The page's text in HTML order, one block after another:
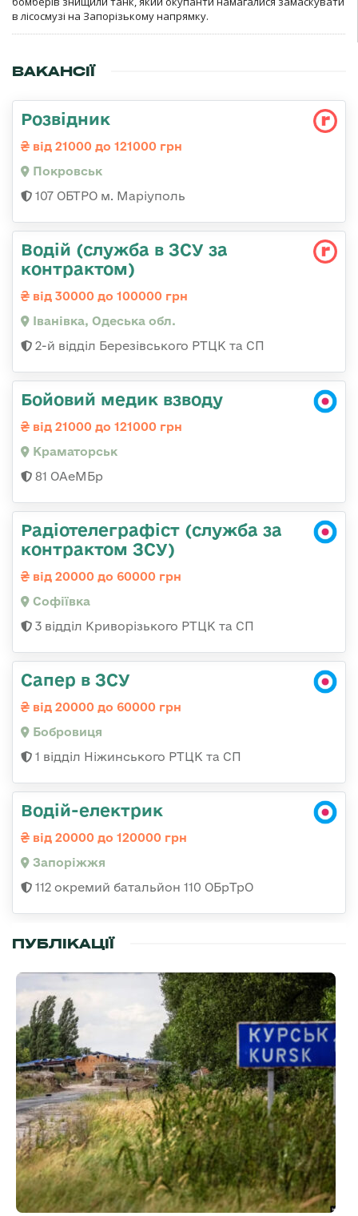
в лісосмузі на Запорізькому напрямку.
ВАКАНСІЇ
Розвідник
від 21000 до 121000 грн
Покровськ
107 ОБТРО м. Маріуполь
Водій (служба в ЗСУ за
контрактом)
від 30000 до 100000 грн
Іванівка, Одеська обл.
2-й відділ Березівського РТЦК та СП
Бойовий медик взводу
від 21000 до 121000 грн
Краматорськ
81 ОАеМБр
Радіотелеграфіст (служба за
контрактом ЗСУ)
від 20000 до 60000 грн
Софіївка
3 відділ Криворізького РТЦК та СП
Сапер в ЗСУ
від 20000 до 60000 грн
Бобровиця
1 відділ Ніжинського РТЦК та СП
Водій-електрик
від 20000 до 120000 грн
Запоріжжя
112 окремий батальйон 110 ОБрТрО
ПУБЛІКАЦІЇ